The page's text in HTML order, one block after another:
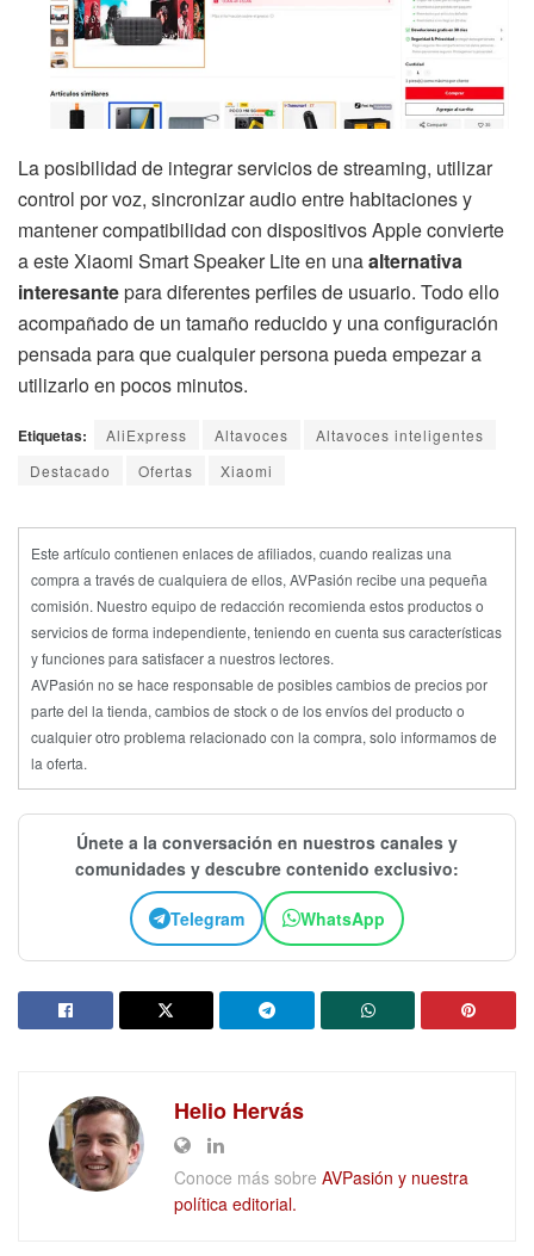
La posibilidad de integrar servicios de streaming, utilizar
control por voz, sincronizar audio entre habitaciones y
mantener compatibilidad con dispositivos Apple convierte
a este Xiaomi Smart Speaker Lite en unaalternativa
interesantepara diferentes perfiles de usuario. Todo ello
acompañado de un tamaño reducido y una configuración
pensada para que cualquier persona pueda empezar a
utilizarlo en pocos minutos.
Etiquetas: AliExpress Altavoces
Altavoces inteligentes
Destacado
Ofertas Xiaomi
Este artículo contienen enlaces de afiliados, cuando realizas una
compra a través de cualquiera de ellos, AVPasión recibe una pequeña
comisión. Nuestro equipo de redacción recomienda estos productos o
servicios de forma independiente, teniendo en cuenta sus características
y funciones para satisfacer a nuestros lectores.
AVPasión no se hace responsable de posibles cambios de precios por
parte del la tienda, cambios de stock o de los envíos del producto o
cualquier otro problema relacionado con la compra, solo informamos de
la oferta.
Únete a la conversación en nuestros canales y
comunidades y descubre contenido exclusivo:
Telegram WhatsApp
Helio Hervás
Conoce más sobre AVPasión y nuestra
política editorial.